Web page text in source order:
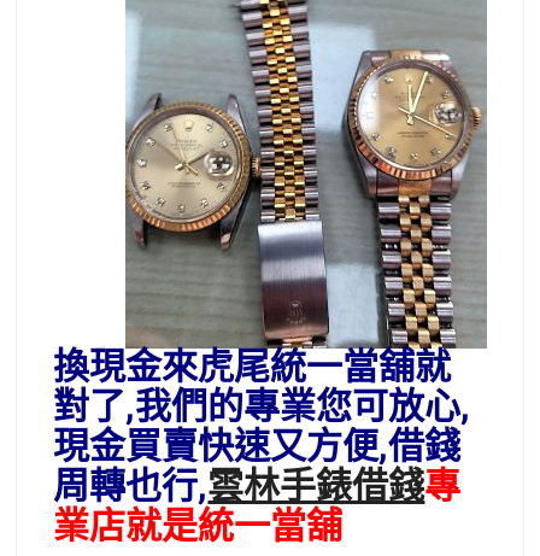
換現金來虎尾統一當舖就
對了,我們的專業您可放心,
現金買賣快速又方便,借錢
周轉也行,雲林手錶借錢專
業店就是統一當舖